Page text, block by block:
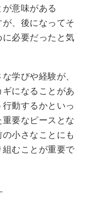
意味がある
、後になってそ
必要だったと気
学びや経験が、
になることがあ
動するかといっ
要なピースとな
小さなことにも
むことが重要で